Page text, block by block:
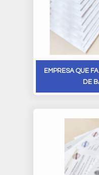
EMPRESA QUE
DE